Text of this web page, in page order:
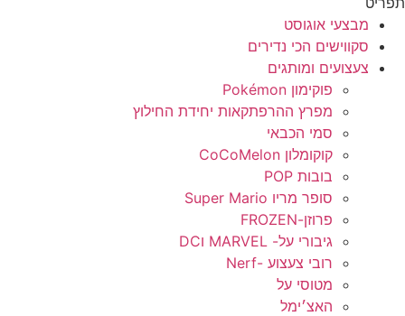
מבצעי אוגוסט
סקווישים הכי נדירים
צעצועים ומותגים
פוקימון Pokémon
מפרץ ההרפתקאות יחידת החילוץ
סמי הכבאי
קוקומלון CoCoMelon
בובות POP
סופר מריו Super Mario
פרוזן-FROZEN
גיבורי על- MARVEL וDC
רובי צעצוע -Nerf
מטוסי על
האצ׳ימל